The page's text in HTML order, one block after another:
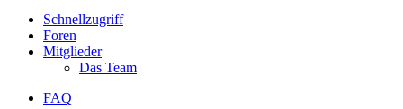
Schnellzugriff
Foren
Mitglieder
Das Team
FAQ